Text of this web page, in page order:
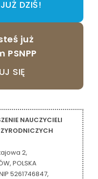
DZIŚ!
już
PSNPP
SIĘ
NAUCZYCIELI
2,
POLSKA
5261746847,